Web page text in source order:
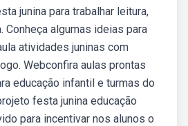
junina para trabalhar leitura,
Conheça algumas ideias para
atividades juninas com
Webconfira aulas prontas
educação infantil e turmas do
festa junina educação
para incentivar nos alunos o